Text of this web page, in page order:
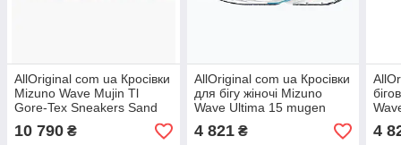
AllOriginal com ua Кросівки
Mizuno Wave Mujin Tl
Gore-Tex Sneakers Sand
White D1GA2373-03
РОЗМІРИ ЗАПИТУЙТЕ
10 790 ₴
AllOriginal com ua Кросівки
для бігу жіночі Mizuno
Wave Ultima 15 mugen
blue/white/glacier lake
РОЗМІРИ
4 821₴ 4